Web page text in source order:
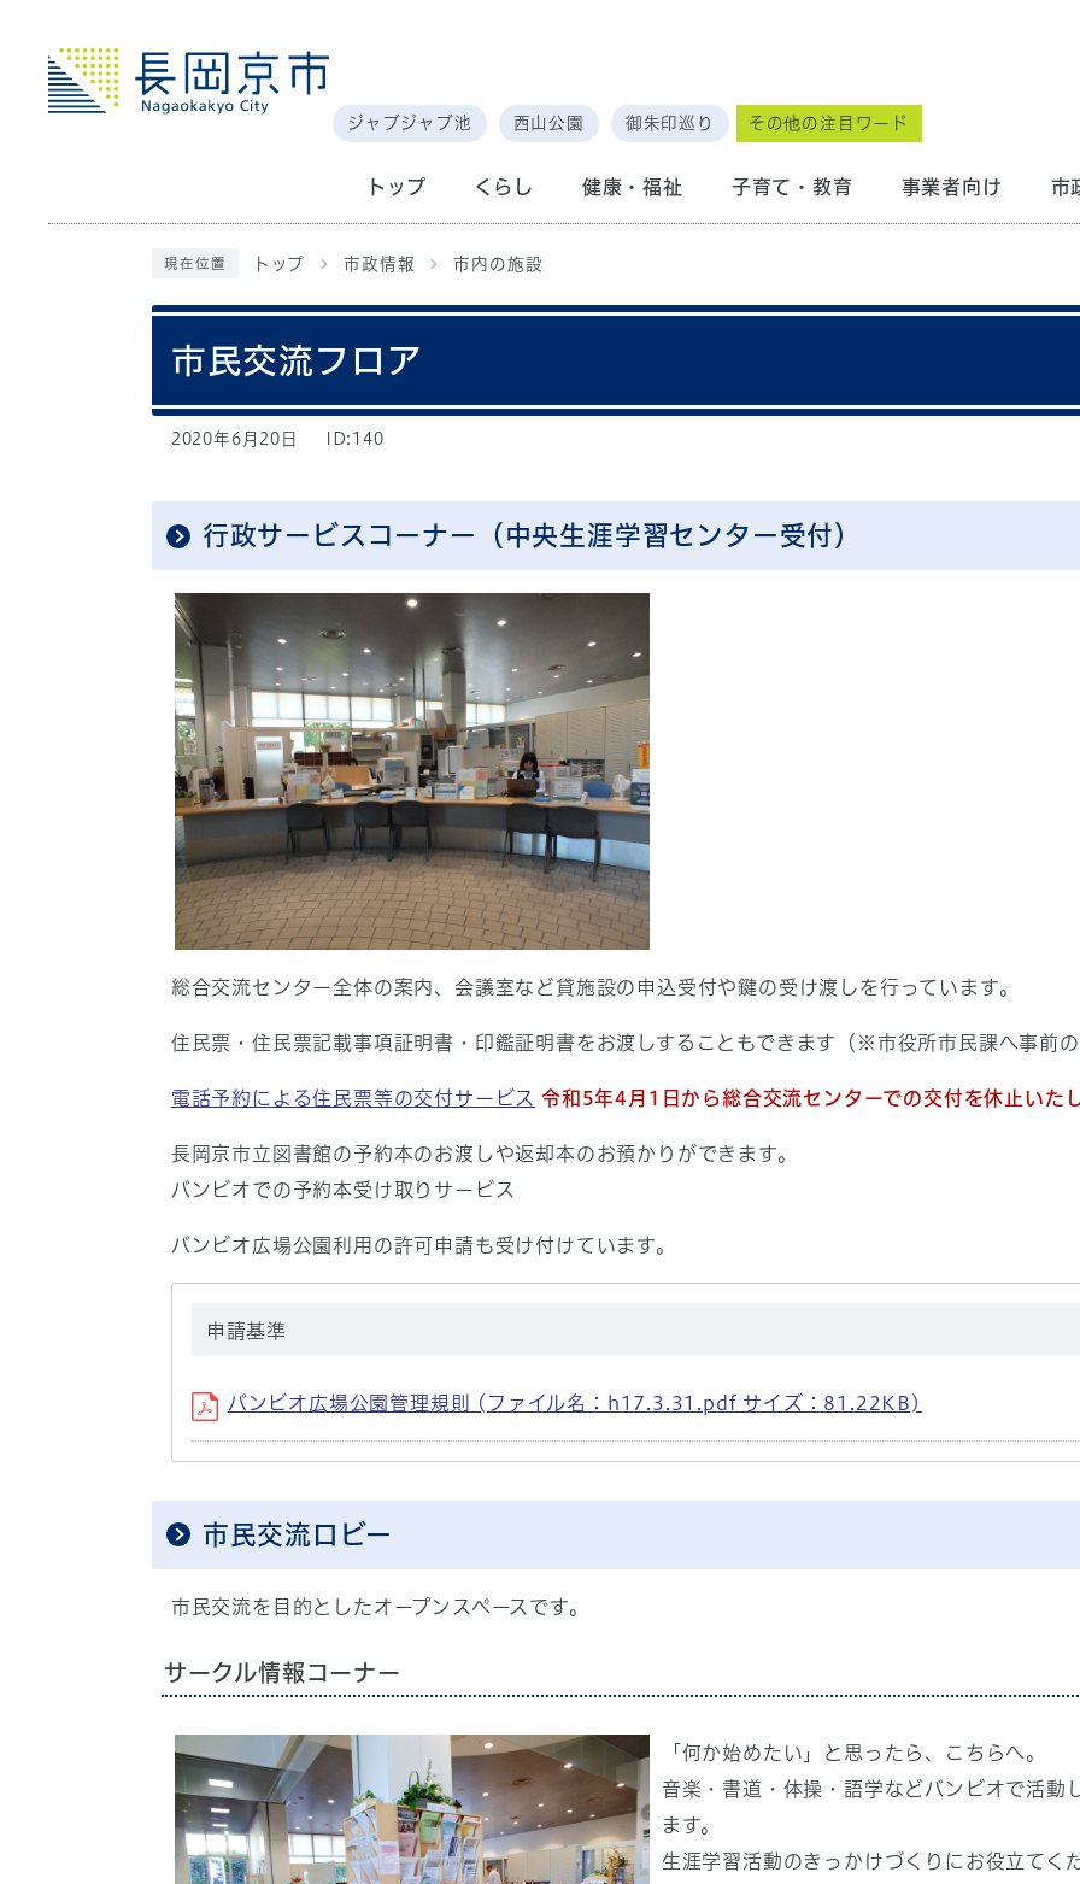
ジャブジャブ池 西山公園 御朱印巡り その他の注目ワード
トップ くらし 健康・福祉 子育て・教育 事業者向け 市
現在位置 トップ 市政情報 市内の施設
市民交流フロア
2020年6月20日 ID:140
行政サービスコーナー（中央生涯学習センター受付）
総合交流センター全体の案内、会議室など貸施設の申込受付や鍵の受け渡しを行っています。
住民票・住民票記載事項証明書・印鑑証明書をお渡しすることもできます（※市役所市民課へ事前
電話予約による住民票等の交付サービス 令和5年4月1日から総合交流センターでの交付を休止いた
長岡京市立図書館の予約本のお渡しや返却本のお預かりができます。
バンビオでの予約本受け取りサービス
バンビオ広場公園利用の許可申請も受け付けています。
申請基準
バンビオ広場公園管理規則 (ファイル名：h17.3.31.pdf サイズ：81.22KB)
市民交流ロビー
市民交流を目的としたオープンスペースです。
サークル情報コーナー
「何か始めたい」と思ったら、こちらへ。
音楽・書道・体操・語学などバンビオで活動
ます。
生涯学習活動のきっかけづくりにお役立てく